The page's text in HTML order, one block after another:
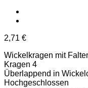
2,71 €
Wickelkragen mit
Kragen 4
Überlappend in
Hochgeschlossen